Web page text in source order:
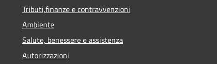
Tributi,finanze e contravvenzioni
Ambiente
Salute, benessere e assistenza
Autorizzazioni